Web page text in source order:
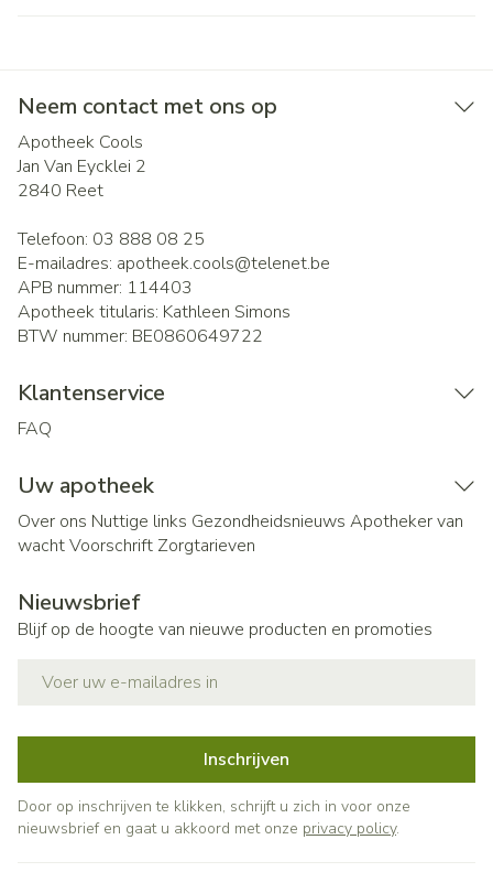
Neem contact met ons op
Apotheek Cools
Jan Van Eycklei 2
2840 Reet
Telefoon: 03 888 08 25
E-mailadres: apotheek.cools@telenet.be
APB nummer: 114403
Apotheek titularis: Kathleen Simons
BTW nummer: BE0860649722
Klantenservice
FAQ
Uw apotheek
Over ons Nuttige links Gezondheidsnieuws Apotheker van
wachtVoorschrift Zorgtarieven
Nieuwsbrief
Blijf op de hoogte van nieuwe producten en promoties
Inschrijven
Door op inschrijven te klikken, schrijft u zich in voor onze
nieuwsbrief en gaat u akkoord met onze privacy policy.